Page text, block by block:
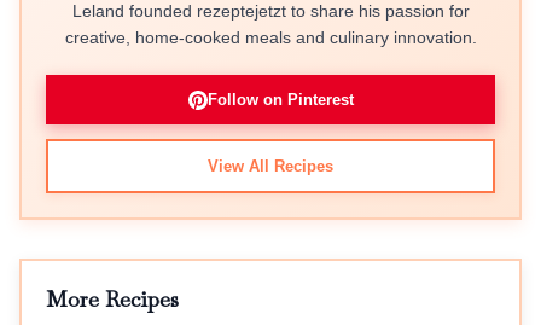
Leland founded rezeptejetzt to share his passion for
creative, home-cooked meals and culinary innovation.
Follow on Pinterest
View All Recipes
More Recipes